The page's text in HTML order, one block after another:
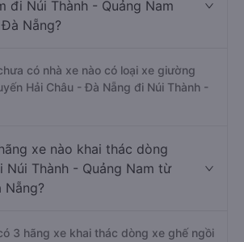
đi Núi Thành - Quảng Nam
Nẵng?
có nhà xe nào có loại xe giường
Hải Châu - Đà Nẵng đi Núi Thành -
xe nào khai thác dòng
Núi Thành - Quảng Nam từ
Nẵng?
3 hãng xe khai thác dòng xe ghế ngồi